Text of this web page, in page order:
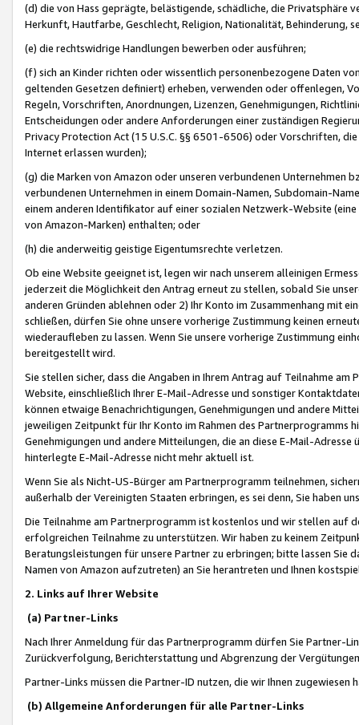
(d) die von Hass geprägte, belästigende, schädliche, die Privatsphäre
Herkunft, Hautfarbe, Geschlecht, Religion, Nationalität, Behinderung,
(e) die rechtswidrige Handlungen bewerben oder ausführen;
(f) sich an Kinder richten oder wissentlich personenbezogene Daten
geltenden Gesetzen definiert) erheben, verwenden oder offenlegen,
Regeln, Vorschriften, Anordnungen, Lizenzen, Genehmigungen,
Entscheidungen oder andere Anforderungen einer zuständigen
Privacy Protection Act (15 U.S.C. §§ 6501-6506) oder Vorschriften,
Internet erlassen wurden);
(g) die Marken von Amazon oder unseren verbundenen Unternehmen
verbundenen Unternehmen in einem Domain-Namen, Subdomain-
einem anderen Identifikator auf einer sozialen Netzwerk-Website
von Amazon-Marken) enthalten; oder
(h) die anderweitig geistige Eigentumsrechte verletzen.
Ob eine Website geeignet ist, legen wir nach unserem alleinigen
jederzeit die Möglichkeit den Antrag erneut zu stellen, sobald Sie
anderen Gründen ablehnen oder 2) Ihr Konto im Zusammenhang mit
schließen, dürfen Sie ohne unsere vorherige Zustimmung keinen
wiederaufleben zu lassen. Wenn Sie unsere vorherige Zustimmung
bereitgestellt wird.
Sie stellen sicher, dass die Angaben in Ihrem Antrag auf Teilnahme
Website, einschließlich Ihrer E-Mail-Adresse und sonstiger
können etwaige Benachrichtigungen, Genehmigungen und andere
jeweiligen Zeitpunkt für Ihr Konto im Rahmen des Partnerprogramms
Genehmigungen und andere Mitteilungen, die an diese E-Mail-
hinterlegte E-Mail-Adresse nicht mehr aktuell ist.
Wenn Sie als Nicht-US-Bürger am Partnerprogramm teilnehmen,
außerhalb der Vereinigten Staaten erbringen, es sei denn, Sie haben
Die Teilnahme am Partnerprogramm ist kostenlos und wir stellen auf
erfolgreichen Teilnahme zu unterstützen. Wir haben zu keinem
Beratungsleistungen für unsere Partner zu erbringen; bitte lassen Sie
Namen von Amazon aufzutreten) an Sie herantreten und Ihnen
2. Links auf Ihrer Website
(a) Partner-Links
Nach Ihrer Anmeldung für das Partnerprogramm dürfen Sie Partner-
Zurückverfolgung, Berichterstattung und Abgrenzung der
Partner-Links müssen die Partner-ID nutzen, die wir Ihnen zugewiesen
(b) Allgemeine Anforderungen für alle Partner-Links